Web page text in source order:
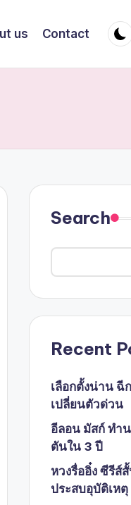
us Contact
Search
Recent
เลือกตั้งน่าน ฉี
เปลี่ยนตัวด่วน
อีลอน มัสก์ ทำ
ตันใน 3 ปี
หวงรื่ออิ๋ง ซีรีส์
ประสบอุบัติเหตุ